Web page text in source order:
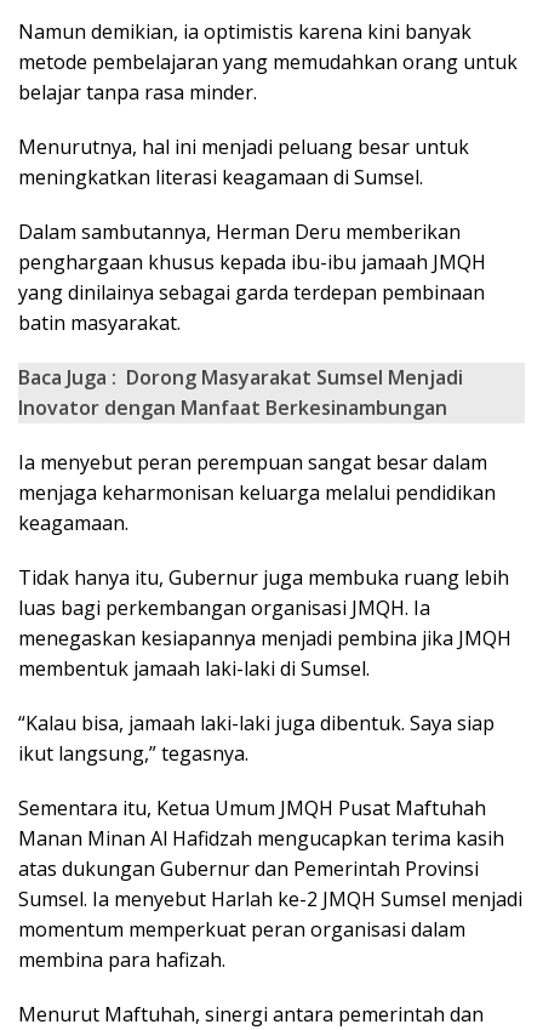
Namun demikian, ia optimistis karena kini banyak
metode pembelajaran yang memudahkan orang untuk
belajar tanpa rasa minder.
Menurutnya, hal ini menjadi peluang besar untuk
meningkatkan literasi keagamaan di Sumsel.
Dalam sambutannya, Herman Deru memberikan
penghargaan khusus kepada ibu-ibu jamaah JMQH
yang dinilainya sebagai garda terdepan pembinaan
batin masyarakat.
Baca Juga : Dorong Masyarakat Sumsel Menjadi
Inovator dengan Manfaat Berkesinambungan
Ia menyebut peran perempuan sangat besar dalam
menjaga keharmonisan keluarga melalui pendidikan
keagamaan.
Tidak hanya itu, Gubernur juga membuka ruang lebih
luas bagi perkembangan organisasi JMQH. Ia
menegaskan kesiapannya menjadi pembina jika JMQH
membentuk jamaah laki-laki di Sumsel.
“Kalau bisa, jamaah laki-laki juga dibentuk. Saya siap
ikut langsung,” tegasnya.
Sementara itu, Ketua Umum JMQH Pusat Maftuhah
Manan Minan Al Hafidzah mengucapkan terima kasih
atas dukungan Gubernur dan Pemerintah Provinsi
Sumsel. Ia menyebut Harlah ke-2 JMQH Sumsel menjadi
momentum memperkuat peran organisasi dalam
membina para hafizah.
Menurut Maftuhah, sinergi antara pemerintah dan